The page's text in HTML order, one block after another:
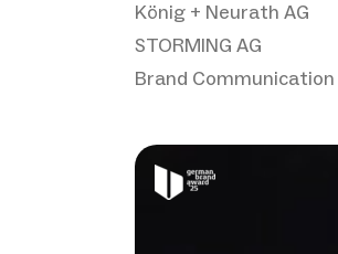
König + Neurath AG
STORMING AG
Brand